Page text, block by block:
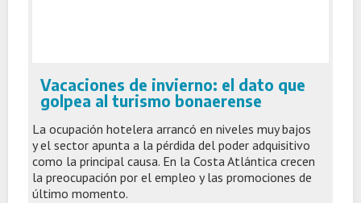
Vacaciones de invierno: el dato que
golpea al turismo bonaerense
La ocupación hotelera arrancó en niveles muy bajos
y el sector apunta a la pérdida del poder adquisitivo
como la principal causa. En la Costa Atlántica crecen
la preocupación por el empleo y las promociones de
último momento.